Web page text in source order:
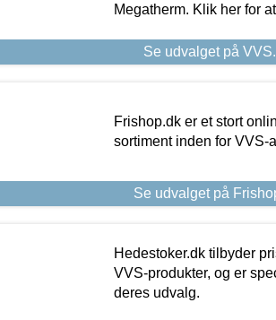
Megatherm. Klik her for
Se udvalget på
Frishop.dk er et stort
sortiment inden for VVS-
Se udvalget på
Hedestoker.dk tilbyder
VVS-produkter, og er
deres udvalg.